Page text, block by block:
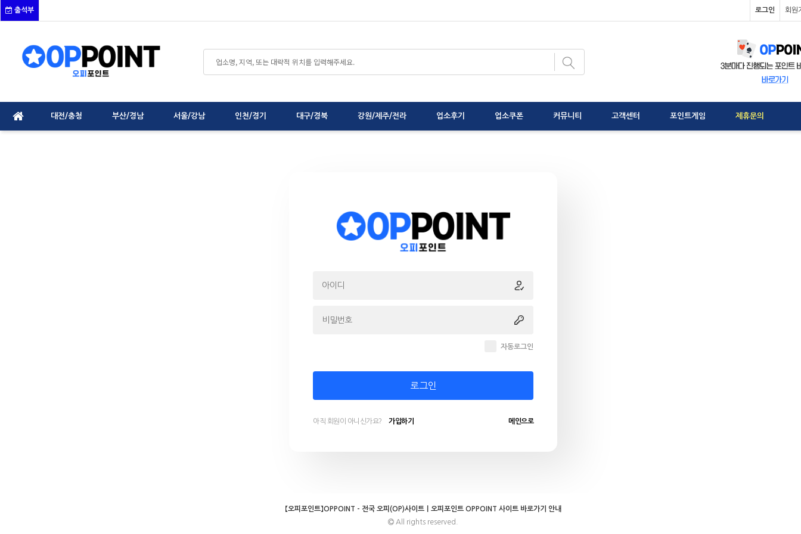
출석부 로그인 회원
대전/충청 부산/경남 서울/강남 인천/경기 대구/경북 강원/제주/전라 업소후기 업소쿠폰 커뮤니티 고객센터 포인트게임 제휴문의
자동로그인
로그인
아직 회원이 아니신가요? 가입하기 메인으로
【오피포인트】OPPOINT - 전국 오피(OP)사이트｜오피포인트 OPPOINT 사이트 바로가기 안내
All rights reserved.